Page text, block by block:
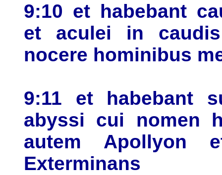
9:10 et habebant
et aculei in
nocere hominibus
9:11 et habebant
abyssi cui nomen
autem Apollyon
Exterminans